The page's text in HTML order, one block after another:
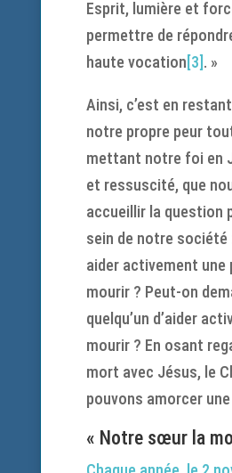
Esprit, lumière et
permettre de
haute vocation[3]. »
Ainsi, c’est en
notre propre peur
mettant notre foi en
et ressuscité, que
accueillir la question
sein de notre société
aider activement une
mourir ? Peut-on
quelqu’un d’aider
mourir ? En osant
mort avec Jésus, le
pouvons amorcer
« Notre sœur la